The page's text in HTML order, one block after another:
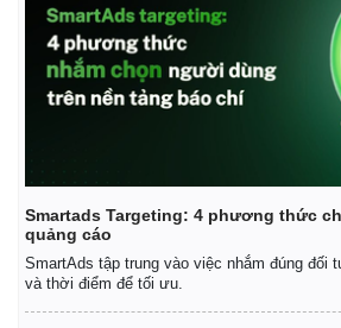
Smartads Targeting: 4 phương thức
quảng cáo
SmartAds tập trung vào việc nhắm đúng đối
và thời điểm để tối ưu.